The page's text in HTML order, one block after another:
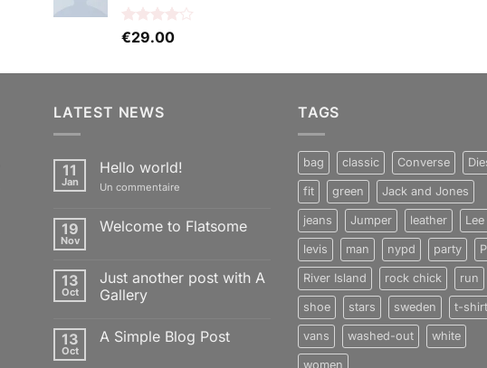
Note
€29.00
LATEST NEWS
11
Jan
Hello world!
Un commentaire
19
Nov
Welcome to Flatsome
Welcome
to
Flatsome
13
Oct
Just another post with A
Gallery
sur
13
Oct
A Simple Blog Post
TAGS
bag classic Converse
fit green Jack and Jones
jeans Jumper leather Lee
levis man nypd party
River Island rock chick run
shoe stars sweden t-shirt
vans washed-out white
women